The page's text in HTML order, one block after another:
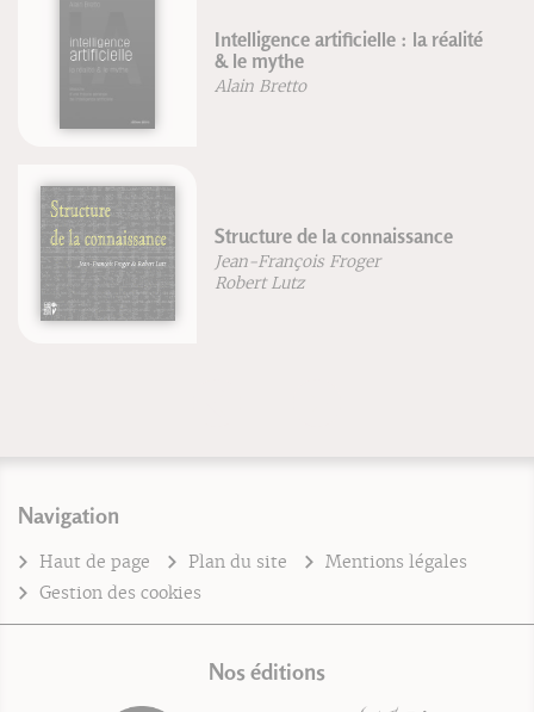
Intelligence artificielle : la réalité
& le mythe
Alain Bretto
Structure de la connaissance
Jean-François Froger
Robert Lutz
Navigation
Haut de page Plan du site
Mentions légales
Gestion des cookies
Nos éditions